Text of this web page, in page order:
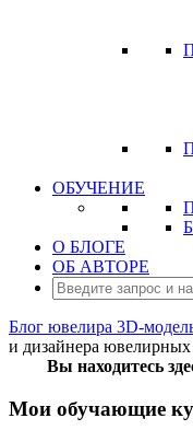
ОБУЧЕНИЕ
О БЛОГЕ
ОБ АВТОРЕ
Блог ювелира 3D-
и дизайнера
Вы находитесь
Мои обучающие